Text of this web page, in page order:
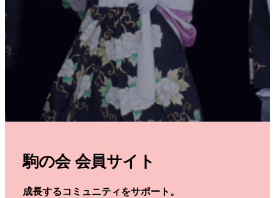
駒の会 会員サイト
成長するコミュニティをサポート。